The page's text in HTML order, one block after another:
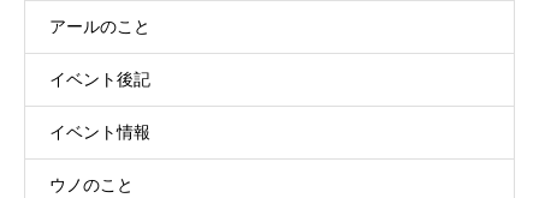
アールのこと
イベント後記
イベント情報
ウノのこと